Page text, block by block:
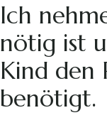
Ich
nötig ist
Kind den
benötigt.